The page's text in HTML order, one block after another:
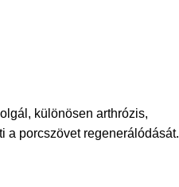
különösen arthrózis,
a porcszövet regenerálódását.